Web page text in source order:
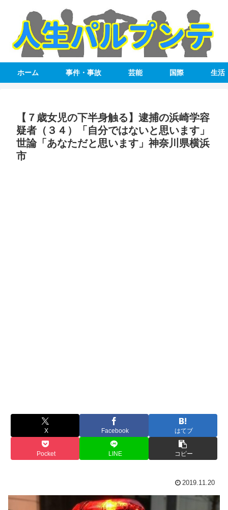
ホーム 事件・事故 芸能 国際 生活
【７歳女児の下半身触る】逮捕の浜崎学容
疑者（３４）「自分ではないと思います」
世論「あなただと思います」神奈川県横浜
市
X Facebook はてブ
Pocket LINE コピー
2019.11.20